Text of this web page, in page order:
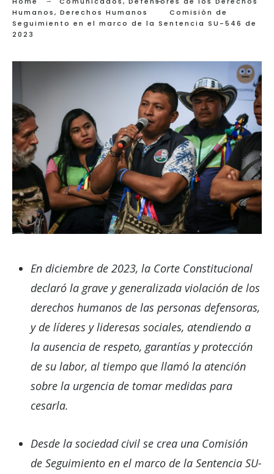
Humanos, Derechos Humanos
Comisión de
Seguimiento en el marco de la Sentencia SU-546 de
2023
En diciembre de 2023, la Corte Constitucional
declaró la grave y generalizada violación de los
derechos humanos de las personas defensoras,
y de líderes y lideresas sociales, atendiendo a
la ausencia de respeto, garantías y protección
de su labor, al tiempo que llamó la atención
sobre la urgencia de tomar medidas para
cesarla.
Desde la sociedad civil se crea una Comisión
de Seguimiento en el marco de la Sentencia SU-